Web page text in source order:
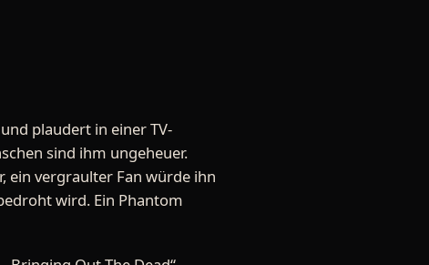
plaudert in einer TV-
sind ihm ungeheuer.
ein vergraulter Fan würde ihn
wird. Ein Phantom